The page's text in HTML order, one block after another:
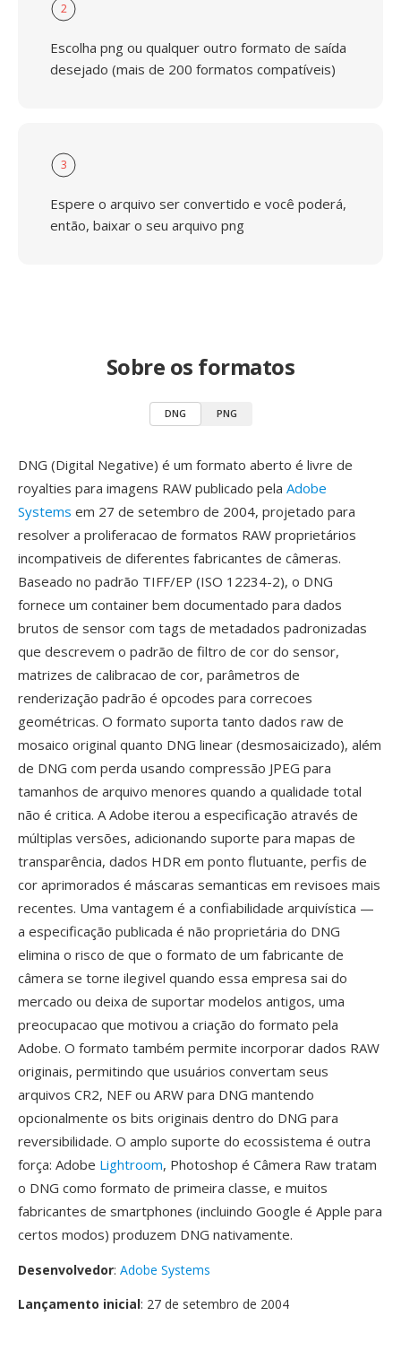
2
Escolha png ou qualquer outro formato de saída
desejado (mais de 200 formatos compatíveis)
3
Espere o arquivo ser convertido e você poderá,
então, baixar o seu arquivo png
Sobre os formatos
DNG PNG
DNG (Digital Negative) é um formato aberto é livre de
royalties para imagens RAW publicado pela Adobe
Systems em 27 de setembro de 2004, projetado para
resolver a proliferacao de formatos RAW proprietários
incompativeis de diferentes fabricantes de câmeras.
Baseado no padrão TIFF/EP (ISO 12234-2), o DNG
fornece um container bem documentado para dados
brutos de sensor com tags de metadados padronizadas
que descrevem o padrão de filtro de cor do sensor,
matrizes de calibracao de cor, parâmetros de
renderização padrão é opcodes para correcoes
geométricas. O formato suporta tanto dados raw de
mosaico original quanto DNG linear (desmosaicizado), além
de DNG com perda usando compressão JPEG para
tamanhos de arquivo menores quando a qualidade total
não é critica. A Adobe iterou a especificação através de
múltiplas versões, adicionando suporte para mapas de
transparência, dados HDR em ponto flutuante, perfis de
cor aprimorados é máscaras semanticas em revisoes mais
recentes. Uma vantagem é a confiabilidade arquivística —
a especificação publicada é não proprietária do DNG
elimina o risco de que o formato de um fabricante de
câmera se torne ilegivel quando essa empresa sai do
mercado ou deixa de suportar modelos antigos, uma
preocupacao que motivou a criação do formato pela
Adobe. O formato também permite incorporar dados RAW
originais, permitindo que usuários convertam seus
arquivos CR2, NEF ou ARW para DNG mantendo
opcionalmente os bits originais dentro do DNG para
reversibilidade. O amplo suporte do ecossistema é outra
força: Adobe Lightroom, Photoshop é Câmera Raw tratam
o DNG como formato de primeira classe, e muitos
fabricantes de smartphones (incluindo Google é Apple para
certos modos) produzem DNG nativamente.
Desenvolvedor: Adobe Systems
Lançamento inicial: 27 de setembro de 2004